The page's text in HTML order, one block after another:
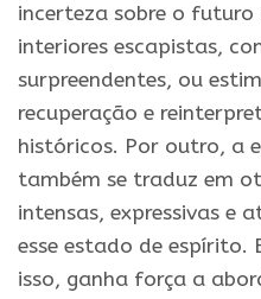
incerteza sobre o
interiores escapistas,
surpreendentes, ou
recuperação e
históricos. Por outro, a
também se traduz em
intensas, expressivas e
esse estado de espírito.
isso, ganha força a